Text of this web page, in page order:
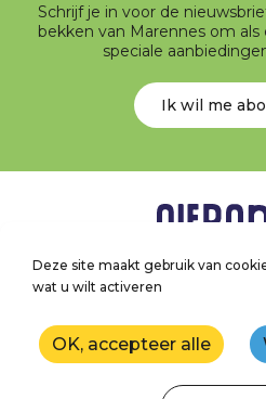
Schrijf je in voor de
bekken van Marennes om
speciale
Ik wil me
Deze site maakt gebruik van
wat u wilt activeren
OK, accepteer alle